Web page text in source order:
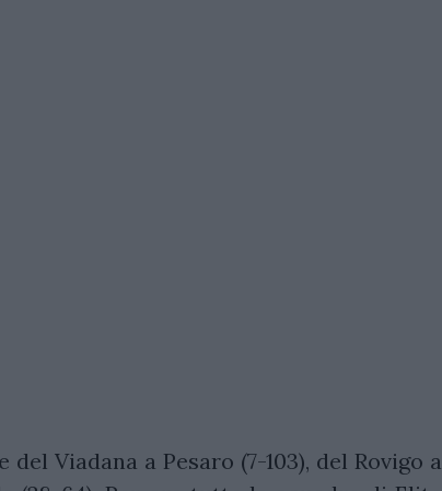
Viadana a Pesaro (7-103), del Rovigo a